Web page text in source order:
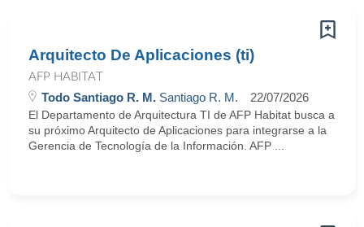
Arquitecto De Aplicaciones (ti)
AFP HABITAT
Todo Santiago R. M. Santiago R. M. 22/07/2026
El Departamento de Arquitectura TI de AFP Habitat busca a
su próximo Arquitecto de Aplicaciones para integrarse a la
Gerencia de Tecnología de la Información. AFP ...